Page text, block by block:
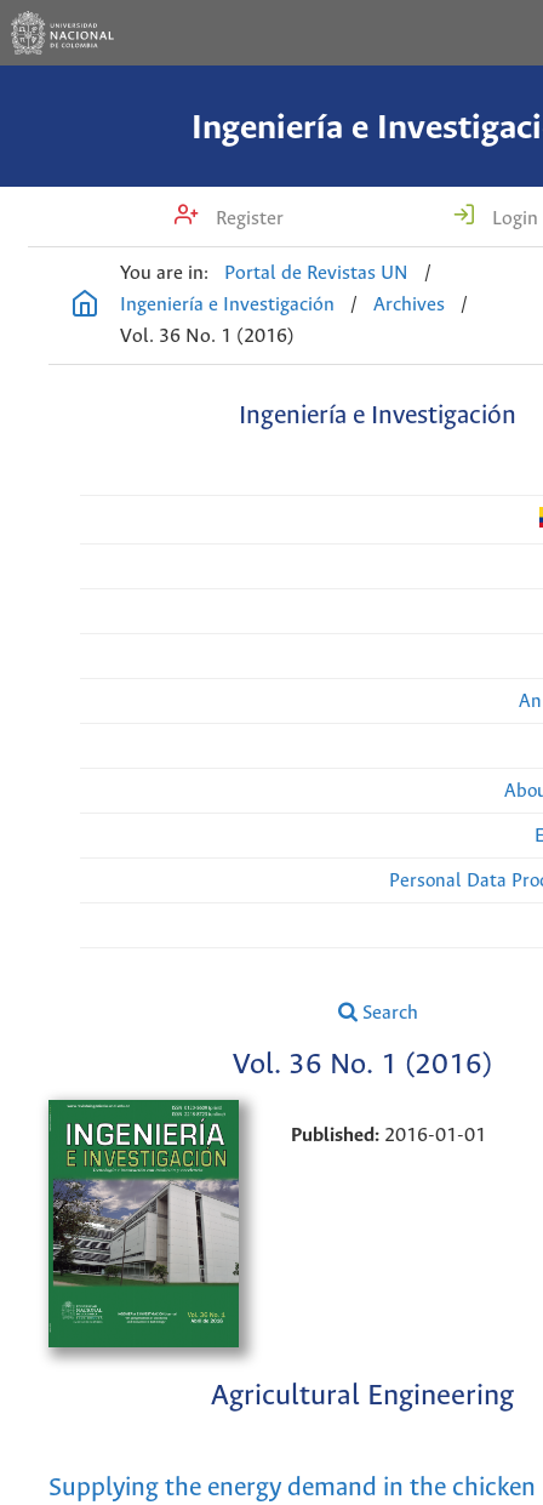
Ingeniería e
Register Login
You are in: Portal de Revistas UN
/
Ingeniería e Investigación
/ Archives
/
Vol. 36 No. 1 (2016)
Ingeniería e Investigación
Personal Data
Search
Vol. 36 No. 1 (2016)
Published: 2016-01-01
Agricultural Engineering
Supplying the energy demand in the chicken